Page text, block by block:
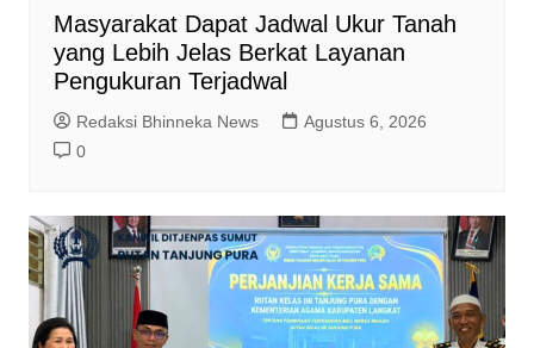
Masyarakat Dapat Jadwal Ukur Tanah
yang Lebih Jelas Berkat Layanan
Pengukuran Terjadwal
Redaksi Bhinneka News
Agustus 6, 2026
0